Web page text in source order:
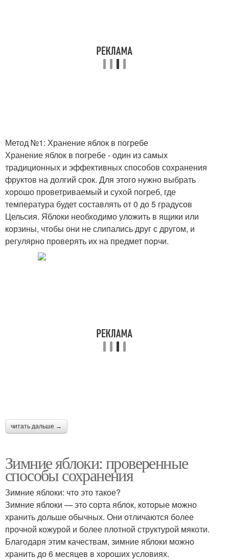
Метод №1: Хранение яблок в погребе
Хранение яблок в погребе - один из самых
традиционных и эффективных способов сохранения
фруктов на долгий срок. Для этого нужно выбрать
хорошо проветриваемый и сухой погреб, где
температура будет составлять от 0 до 5 градусов
Цельсия. Яблоки необходимо уложить в ящики или
корзины, чтобы они не слипались друг с другом, и
регулярно проверять их на предмет порчи.
читать дальше →
Зимние яблоки: проверенные
способы сохранения
Зимние яблоки: что это такое?
Зимние яблоки — это сорта яблок, которые можно
хранить дольше обычных. Они отличаются более
прочной кожурой и более плотной структурой мякоти.
Благодаря этим качествам, зимние яблоки можно
хранить до 6 месяцев в хороших условиях.